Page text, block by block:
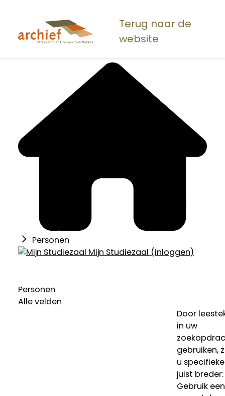
naar
Terug naar de
website
Personen
Mijn Studiezaal (inloggen)
Personen
Alle velden
Door
in uw
gebruiken,
u
juist breder:
Gebruik een